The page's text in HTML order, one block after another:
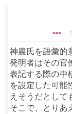
■■■ 「
神農氏を語彙的
発明者はその官
表記する際の中
を設定した可能
えそうだとして
そこで、とりあ